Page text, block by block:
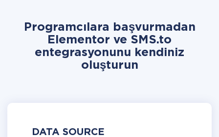
Programcılara başvurmadan
Elementor ve SMS.to
entegrasyonunu kendiniz
oluşturun
DATA SOURCE